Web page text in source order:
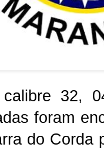
calibre 32,
foram
do Corda